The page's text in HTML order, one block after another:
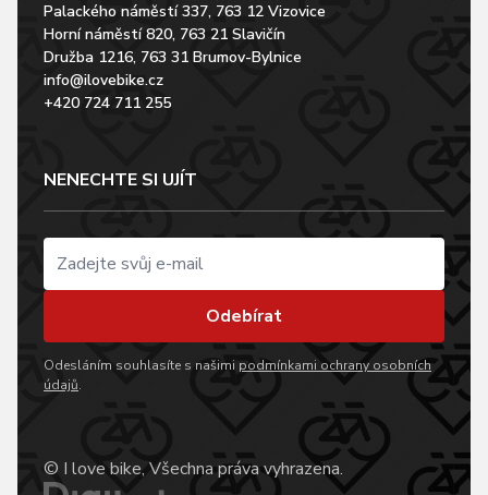
Palackého náměstí 337, 763 12 Vizovice
Horní náměstí 820, 763 21 Slavičín
Družba 1216, 763 31 Brumov-Bylnice
info@ilovebike.cz
+420 724 711 255
NENECHTE SI UJÍT
Odebírat
Odesláním souhlasíte s našimi podmínkami ochrany osobních
údajů.
© I love bike, Všechna práva vyhrazena.